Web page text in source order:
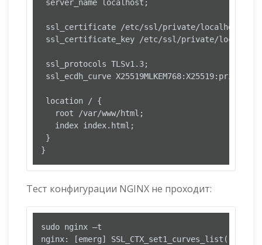
server_name localhost;
ssl_certificate /etc/ssl/private/
ssl_certificate_key /etc/ssl/private/
ssl_protocols TLSv1.3;
ssl_ecdh_curve
location / {
   root /var/www/html;
   index index.html;
}
}
Тест конфигурации NGINX не проходит:
sudo nginx –t
nginx: [emerg]